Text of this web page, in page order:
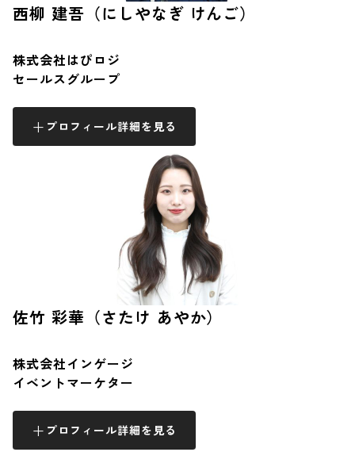
西柳 建吾（にしやなぎ けんご）
株式会社はぴロジ
セールスグループ
プロフィール詳細を見る
佐竹 彩華（さたけ あやか）
株式会社インゲージ
イベントマーケター
プロフィール詳細を見る